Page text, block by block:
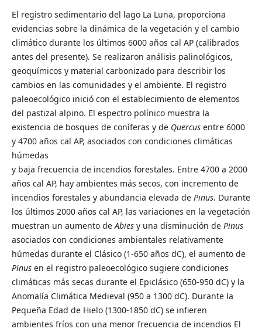
El registro sedimentario del lago La Luna, proporciona
evidencias sobre la dinámica de la vegetación y el cambio
climático durante los últimos 6000 años cal AP (calibrados
antes del presente). Se realizaron análisis palinológicos,
geoquímicos y material carbonizado para describir los
cambios en las comunidades y el ambiente. El registro
paleoecológico inició con el establecimiento de elementos
del pastizal alpino. El espectro polínico muestra la
existencia de bosques de coníferas y de Quercusentre 6000
y 4700 años cal AP, asociados con condiciones climáticas
húmedas
y baja frecuencia de incendios forestales. Entre 4700 a 2000
años cal AP, hay ambientes más secos, con incremento de
incendios forestales y abundancia elevada de Pinus. Durante
los últimos 2000 años cal AP, las variaciones en la vegetación
muestran un aumento deAbiesy una disminución de Pinus
asociados con condiciones ambientales relativamente
húmedas durante el Clásico (1-650 años dC), el aumento de
Pinusen el registro paleoecológico sugiere condiciones
climáticas más secas durante el Epiclásico (650-950 dC) y la
Anomalía Climática Medieval (950 a 1300 dC). Durante la
Pequeña Edad de Hielo (1300-1850 dC) se infieren
ambientes fríos con una menor frecuencia de incendios El